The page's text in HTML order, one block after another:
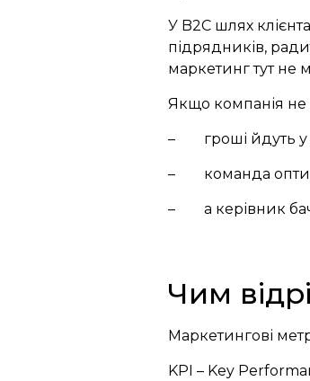
У B2C шлях
підрядників,
маркетинг тут не
Якщо компанія не
– гроші йдуть
– команда
– а керівник
Чим
Маркетингові
KPI – Key